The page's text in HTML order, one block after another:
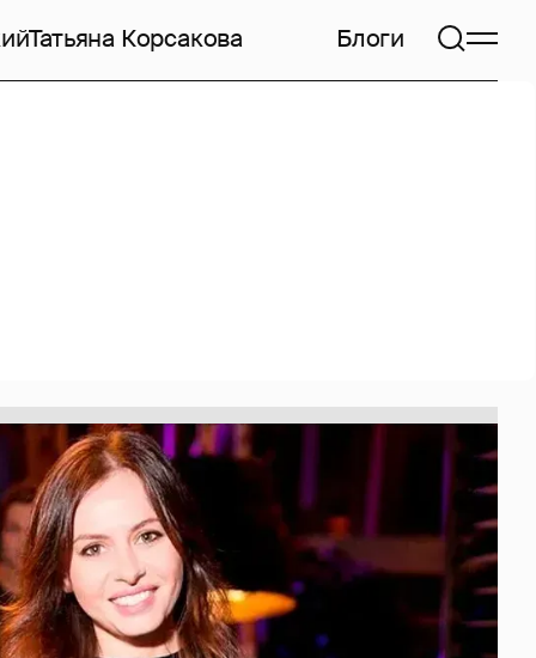
Татьяна Корсакова Блоги